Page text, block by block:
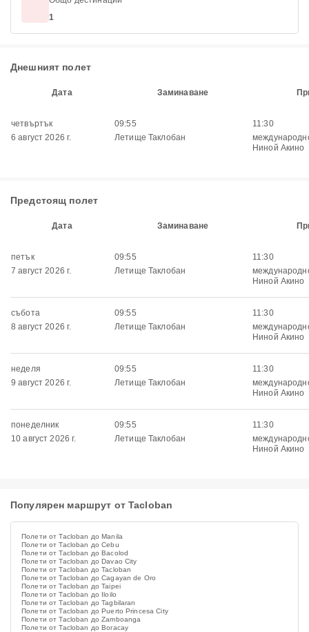
1
Днешният полет
Дата Заминаване
четвъртък
6 август 2026 г.
09:55
Летище Таклобан
11:30
Ниной Акино
Предстоящ полет
Дата Заминаване
петък
7 август 2026 г.
09:55
Летище Таклобан
11:30
Ниной Акино
събота
8 август 2026 г.
09:55
Летище Таклобан
11:30
Ниной Акино
неделя
9 август 2026 г.
09:55
Летище Таклобан
11:30
Ниной Акино
понеделник
10 август 2026 г.
09:55
Летище Таклобан
11:30
Ниной Акино
Популярен маршрут от Tacloban
Полети от Tacloban до Manila
Полети от Tacloban до Cebu
Полети от Tacloban до Bacolod
Полети от Tacloban до Davao City
Полети от Tacloban до Tacloban
Полети от Tacloban до Cagayan de Oro
Полети от Tacloban до Taipei
Полети от Tacloban до Iloilo
Полети от Tacloban до Tagbilaran
Полети от Tacloban до Puerto Princesa City
Полети от Tacloban до Zamboanga
Полети от Tacloban до Boracay